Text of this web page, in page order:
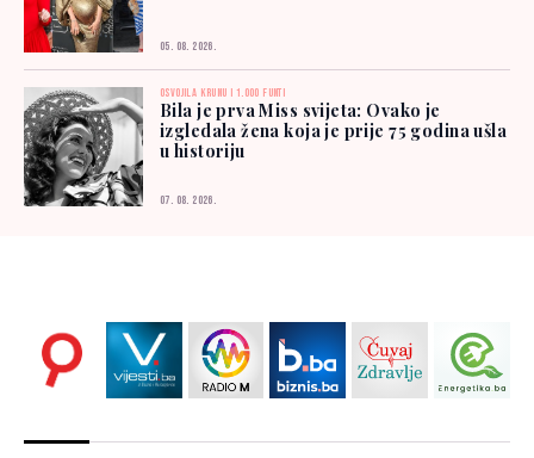
05. 08. 2026.
OSVOJILA KRUNU I 1.000 FUNTI
Bila je prva Miss svijeta: Ovako je
izgledala žena koja je prije 75 godina ušla
u historiju
07. 08. 2026.